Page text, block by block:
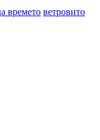
времето ветровито